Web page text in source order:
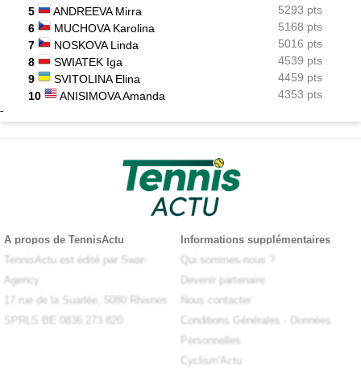
5
ANDREEVA Mirra
5293 pts
6
MUCHOVA Karolina
5168 pts
7
NOSKOVA Linda
5016 pts
8
SWIATEK Iga
4539 pts
9
SVITOLINA Elina
4459 pts
10
ANISIMOVA Amanda 4353 pts
-
A propos de TennisActu
TennisActu est édité par Swar-
Agency
17 rue de la Suarlée, 5080 Rhisnes
SPRLS BE 0836.273.820
Informations supplémentaires
Qui sommes-nous ?
Devenir partenaire
Nous contacter
Conditions Générales
Données
Personnelles
Cyclism'Actu